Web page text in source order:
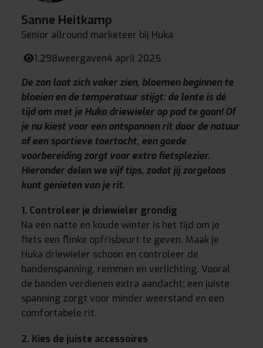
Sanne Heitkamp
Senior allround marketeer bij Huka
1.298weergaven4 april 2025
De zon laat zich vaker zien, bloemen beginnen te
bloeien en de temperatuur stijgt: de lente is dé
tijd om met je Huka driewieler op pad te gaan! Of
je nu kiest voor een ontspannen rit door de natuur
of een sportieve toertocht, een goede
voorbereiding zorgt voor extra fietsplezier.
Hieronder delen we vijf tips, zodat jij zorgeloos
kunt genieten van je rit.
1. Controleer je driewieler grondig
Na een natte en koude winter is het tijd om je
fiets een flinke opfrisbeurt te geven. Maak je
Huka driewieler schoon en controleer de
bandenspanning, remmen en verlichting. Vooral
de banden verdienen extra aandacht; een juiste
spanning zorgt voor minder weerstand en een
comfortabele rit.
2. Kies de juiste accessoires